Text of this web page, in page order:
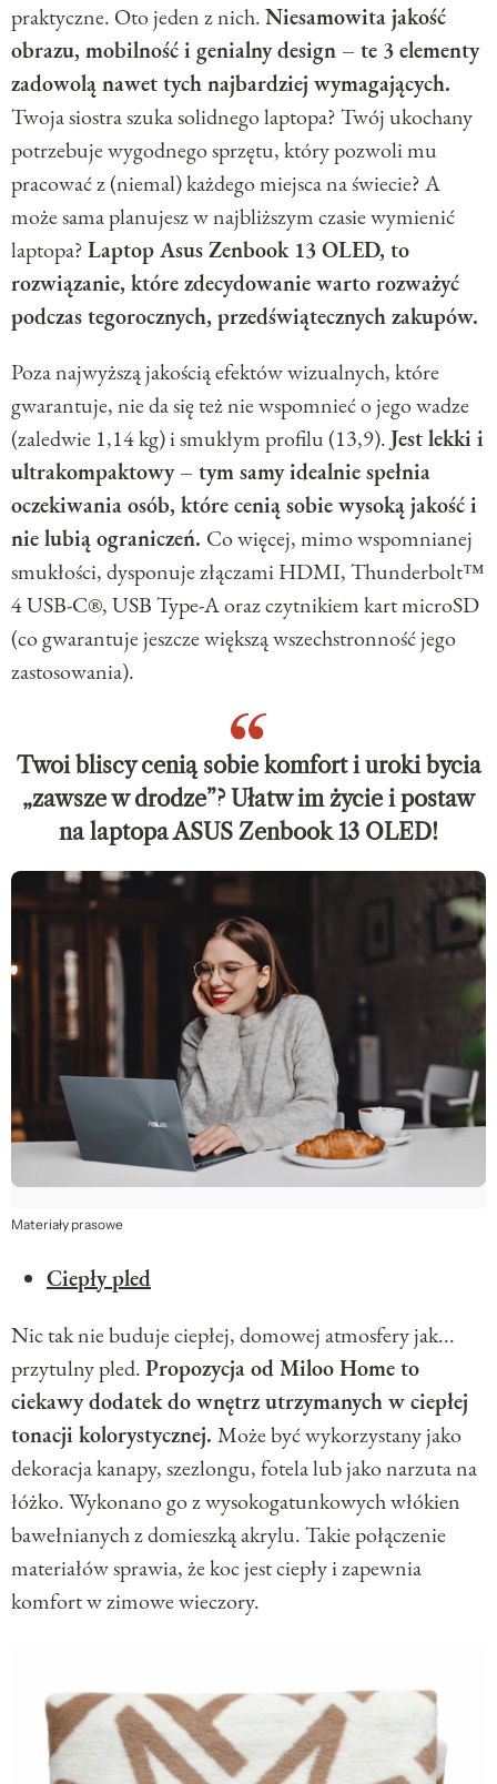
praktyczne. Oto jeden z nich.Niesamowita jakość
obrazu, mobilność i genialny design – te 3 elementy
zadowolą nawet tych najbardziej wymagających.
Twoja siostra szuka solidnego laptopa? Twój ukochany
potrzebuje wygodnego sprzętu, który pozwoli mu
pracować z (niemal) każdego miejsca na świecie? A
może sama planujesz w najbliższym czasie wymienić
laptopa?Laptop Asus Zenbook 13 OLED, to
rozwiązanie, które zdecydowanie warto rozważyć
podczas tegorocznych, przedświątecznych zakupów.
Poza najwyższą jakością efektów wizualnych, które
gwarantuje, nie da się też nie wspomnieć o jego wadze
(zaledwie 1,14 kg) i smukłym profilu (13,9).Jest lekki i
ultrakompaktowy – tym samy idealnie spełnia
oczekiwania osób, które cenią sobie wysoką jakość i
nie lubią ograniczeń. Co więcej, mimo wspomnianej
smukłości, dysponuje złączami HDMI, Thunderbolt™
4 USB-C®, USB Type-A oraz czytnikiem kart microSD
(co gwarantuje jeszcze większą wszechstronność jego
zastosowania).
Twoi bliscy cenią sobie komfort i uroki bycia
„zawsze w drodze”? Ułatw im życie i postaw
na laptopa ASUS Zenbook 13 OLED!
Materiały prasowe
Ciepły pled
Nic tak nie buduje ciepłej, domowej atmosfery jak...
przytulny pled.Propozycja od Miloo Home to
ciekawy dodatek do wnętrz utrzymanych w ciepłej
tonacji kolorystycznej. Może być wykorzystany jako
dekoracja kanapy, szezlongu, fotela lub jako narzuta na
łóżko. Wykonano go z wysokogatunkowych włókien
bawełnianych z domieszką akrylu. Takie połączenie
materiałów sprawia, że koc jest ciepły i zapewnia
komfort w zimowe wieczory.